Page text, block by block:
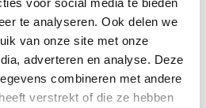
te analyseren. Ook delen we
van onze site met onze
adverteren en analyse. Deze
combineren met andere
verstrekt of die ze hebben
SALE 10%